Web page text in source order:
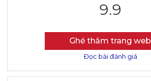
9.9
Ghé thăm trang web
Đọc bài đánh giá